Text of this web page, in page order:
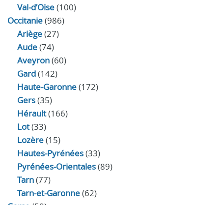
Val-d’Oise(100)
Occitanie(986)
Ariège(27)
Aude(74)
Aveyron(60)
Gard(142)
Haute-Garonne(172)
Gers(35)
Hérault(166)
Lot(33)
Lozère(15)
Hautes-Pyrénées(33)
Pyrénées-Orientales(89)
Tarn(77)
Tarn-et-Garonne(62)